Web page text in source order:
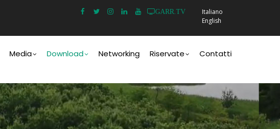
GARR.TV
Italiano
English
Media Download Networking Riservate Contatti